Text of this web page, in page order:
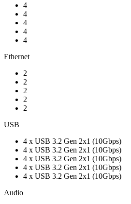
4
4
4
4
4
Ethernet
2
2
2
2
2
USB
4 x USB 3.2 Gen 2x1 (10Gbps)
4 x USB 3.2 Gen 2x1 (10Gbps)
4 x USB 3.2 Gen 2x1 (10Gbps)
4 x USB 3.2 Gen 2x1 (10Gbps)
4 x USB 3.2 Gen 2x1 (10Gbps)
Audio